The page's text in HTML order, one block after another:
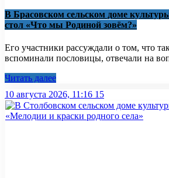
В Брасовском сельском доме
стол «Что мы Родиной зовём?»
Его участники рассуждали о том, что
вспоминали пословицы, отвечали на
Читать далее
10 августа 2026, 11:16 15